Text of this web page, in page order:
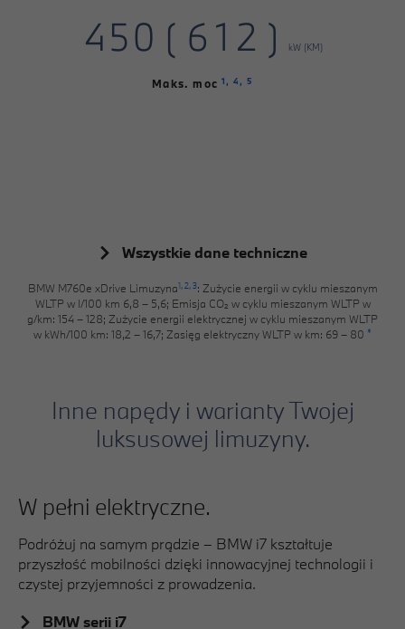
5
6
7
5
6
7
7 5
6
6
7
450
6
7
8
( 6
7
1
2
7
8
9
2
3
8
9
) kW (KM)
Maks. moc1, 4, 5
Wszystkie dane techniczne
BMW M760e xDrive Limuzyna1,2,3: Zużycie energii w cyklu mieszanym
WLTP w l/100 km 6,8 – 5,6; Emisja CO₂ w cyklu mieszanym WLTP w
g/km: 154 – 128; Zużycie energii elektrycznej w cyklu mieszanym WLTP
w kWh/100 km: 18,2 – 16,7; Zasięg elektryczny WLTP w km: 69 – 80 *
Inne napędy i warianty Twojej
luksusowej limuzyny.
W pełni elektryczne.
Podróżuj na samym prądzie – BMW i7 kształtuje
przyszłość mobilności dzięki innowacyjnej technologii i
czystej przyjemności z prowadzenia.
BMW serii i7